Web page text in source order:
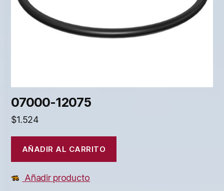
07000-12075
$1.524
AÑADIR AL CARRITO
Añadir producto